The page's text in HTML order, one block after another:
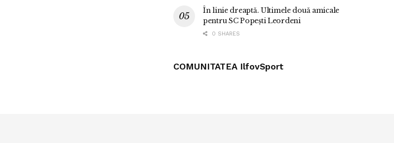
În linie dreaptă. Ultimele două amicale
pentru SC Popești Leordeni
0 SHARES
COMUNITATEA IlfovSport